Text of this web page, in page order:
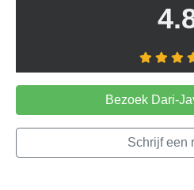
Bezoek Dari-
Schrijf een